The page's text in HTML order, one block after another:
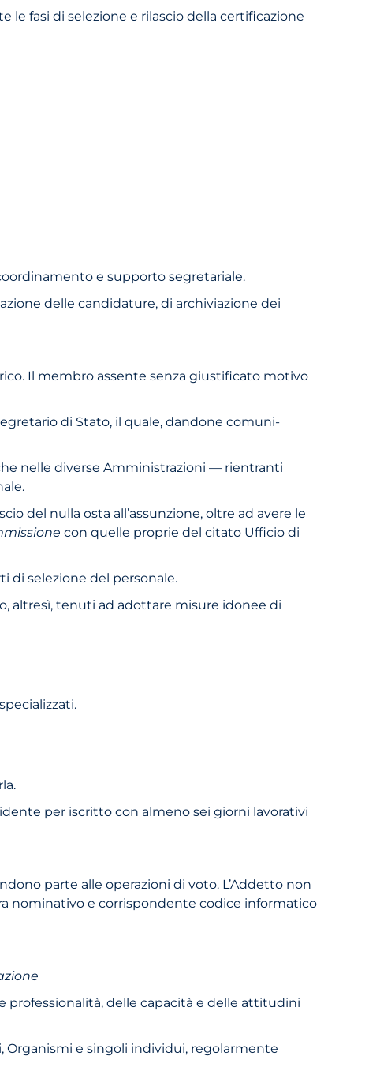
le fasi di selezione e rilascio della certifica­zione
e supporto segretariale.
delle candidature, di archiviazione dei
Il membro assente senza giustificato motivo
di Stato, il quale, dandone comuni­
nelle diverse Amministrazioni — rien­tranti
del nulla osta all’assunzione, oltre ad avere le
con quelle proprie del citato Ufficio di
di selezione del personale.
altresì, tenuti ad adottare misure idonee di
per iscritto con almeno sei giorni lavorativi
parte alle operazioni di voto. L’Addetto non
nominativo e corrispondente codice informatico
professionalità, delle capacità e delle attitu­dini
Organismi e singoli individui, regolarmente